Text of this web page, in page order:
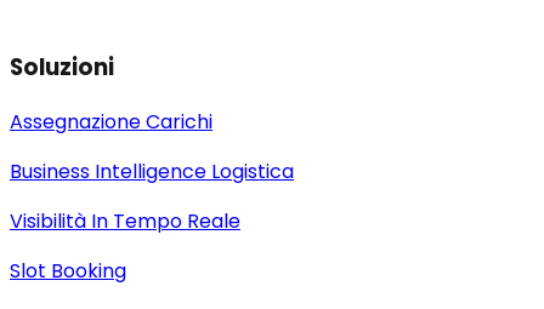
Soluzioni
Assegnazione Carichi
Business Intelligence Logistica
Visibilità In Tempo Reale
Slot Booking